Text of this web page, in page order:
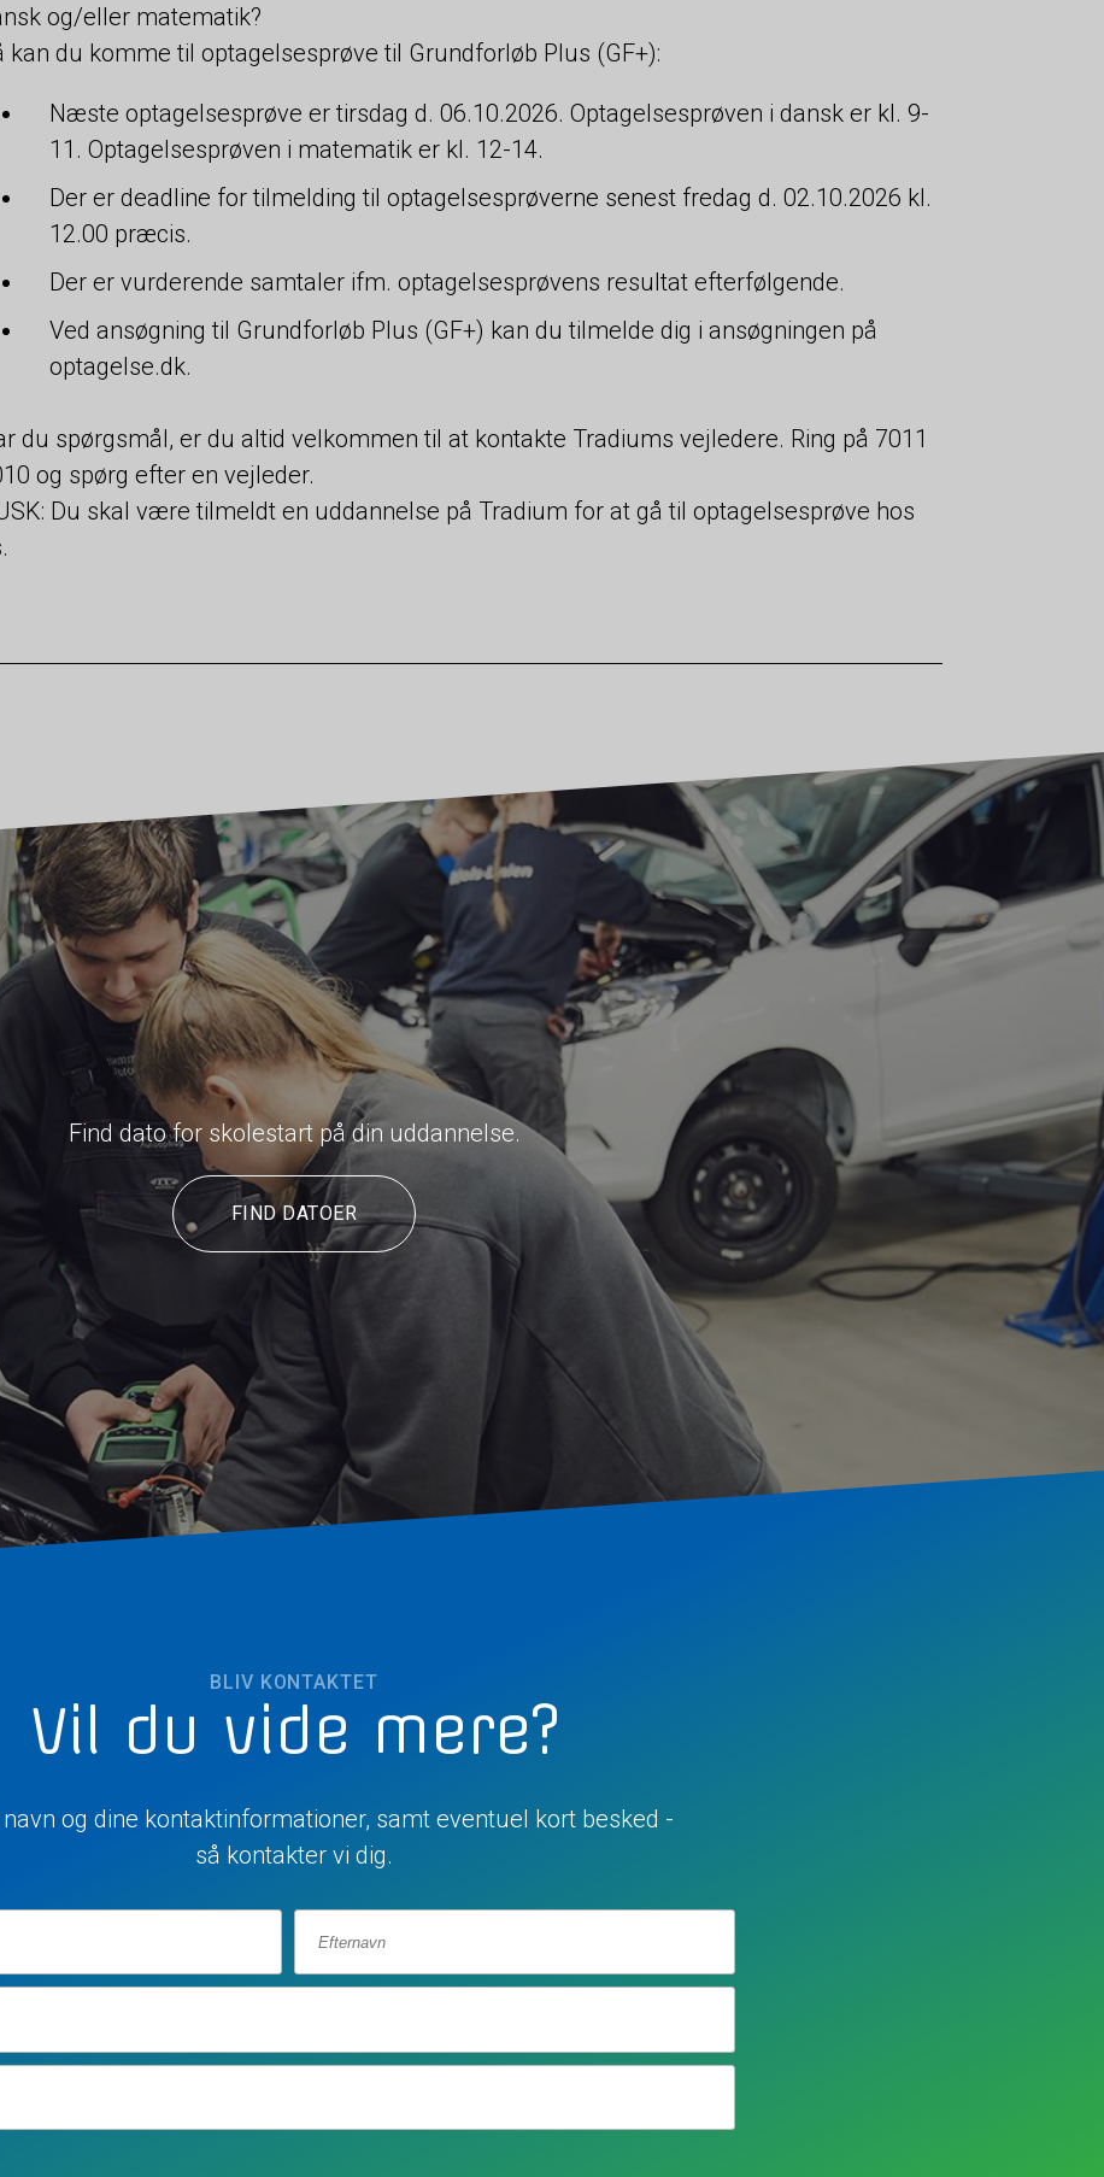
og/eller matematik?
kan du komme til optagelsesprøve til Grundforløb Plus (GF+):
Næste optagelsesprøve er tirsdag d. 06.10.2026. Optagelsesprøven i dansk er kl. 9-
11. Optagelsesprøven i matematik er kl. 12-14.
Der er deadline for tilmelding til optagelsesprøverne senest fredag d. 02.10.2026 kl.
12.00 præcis.
Der er vurderende samtaler ifm. optagelsesprøvens resultat efterfølgende.
Ved ansøgning til Grundforløb Plus (GF+) kan du tilmelde dig i ansøgningen på
optagelse.dk.
du spørgsmål, er du altid velkommen til at kontakte Tradiums vejledere. Ring på 7011
og spørg efter en vejleder.
Du skal være tilmeldt en uddannelse på Tradium for at gå til optagelsesprøve hos
Find dato for skolestart på din uddannelse.
FIND DATOER
BLIV KONTAKTET
Vil du vide mere?
og dine kontaktinformationer, samt eventuel kort besked -
så kontakter vi dig.